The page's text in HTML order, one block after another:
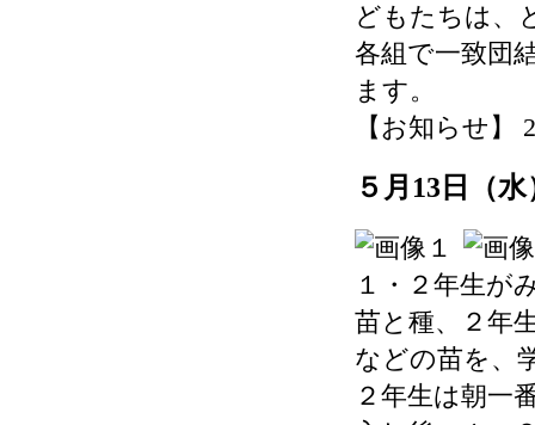
どもたちは、
各組で一致団
ます。
【お知らせ】
５月13日（
１・２年生が
苗と種、２年
などの苗を、
２年生は朝一